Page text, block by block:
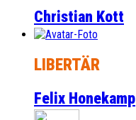
Christian Kott
LIBERTÄR
Felix Honekamp